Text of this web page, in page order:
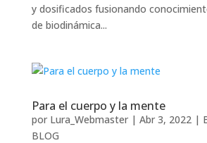
y dosificados fusionando
de biodinámica...
Para el cuerpo y la mente
por Lura_Webmaster| Abr 3, 2022|
BLOG